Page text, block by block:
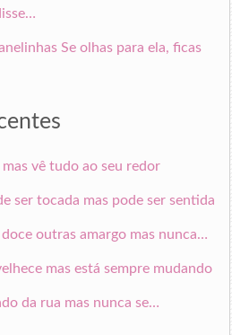
Se olhas para ela, ficas
vê tudo ao seu redor
ser tocada mas pode ser sentida
doce outras amargo mas nunca…
mas está sempre mudando
da rua mas nunca se…